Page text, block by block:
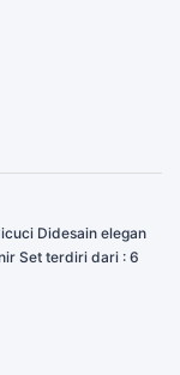
Didesain elegan
Set terdiri dari : 6